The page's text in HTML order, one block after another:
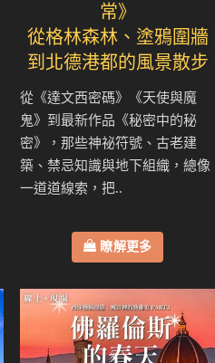
常》
從格林森林、塗鴉圍牆
到北德港都的風景散步
從《達文西密碼》《天使與魔
鬼》到最新作品《秘密中的秘
密》，那些神祕符號、古老建
築、禁忌知識與地下組織，總像
一道道線索，把..
瞭解更多